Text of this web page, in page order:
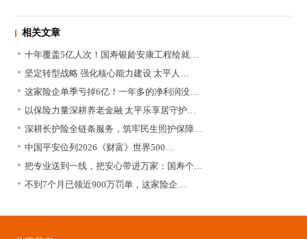
相关文章
十年覆盖5亿人次！国寿银龄安康工程绘就…
坚定转型战略 强化核心能力建设 太平人…
这家险企单季亏掉6亿！一年多的净利润没…
以保险力量深耕养老金融 太平乐享居守护…
深耕长护险全链条服务，筑牢民生照护保障…
中国平安位列2026《财富》世界500…
把专业送到一线，把安心带进万家：国寿个…
不到7个月已领近900万罚单，这家险企…